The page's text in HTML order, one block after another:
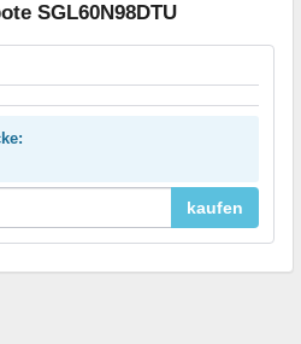
SGL60N98DTU
kaufen